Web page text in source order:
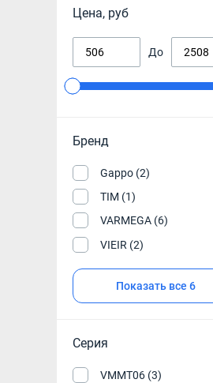
Цена, руб
До
Бренд
Gappo (2)
TIM (1)
VARMEGA (6)
VIEIR (2)
Показать все 6
Серия
VMMT06 (3)